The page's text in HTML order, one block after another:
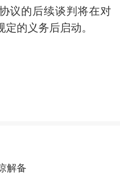
议的后续谈判将在对
的义务后启动。
解备